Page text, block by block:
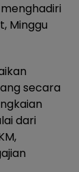
Minggu
secara
dari